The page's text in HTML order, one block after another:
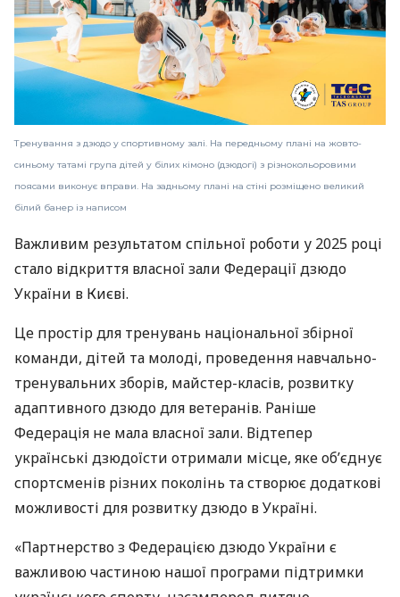
Тренування з дзюдо у спортивному залі. На передньому плані на жовто-
синьому татамі група дітей у білих кімоно (дзюдогі) з різнокольоровими
поясами виконує вправи. На задньому плані на стіні розміщено великий
білий банер із написом
Важливим результатом спільної роботи у 2025 році
стало відкриття власної зали Федерації дзюдо
України в Києві.
Це простір для тренувань національної збірної
команди, дітей та молоді, проведення навчально-
тренувальних зборів, майстер-класів, розвитку
адаптивного дзюдо для ветеранів. Раніше
Федерація не мала власної зали. Відтепер
українські дзюдоїсти отримали місце, яке об’єднує
спортсменів різних поколінь та створює додаткові
можливості для розвитку дзюдо в Україні.
«Партнерство з Федерацією дзюдо України є
важливою частиною нашої програми підтримки